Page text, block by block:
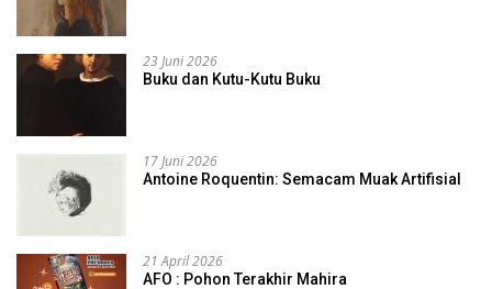
23 Juni 2026
Buku dan Kutu-Kutu Buku
17 Juni 2026
Antoine Roquentin: Semacam Muak Artifisial
21 April 2026
AFO : Pohon Terakhir Mahira